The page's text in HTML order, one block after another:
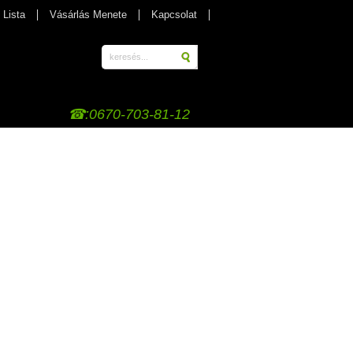
Lista Vásárlás Menete Kapcsolat
☎:0670-703-81-12